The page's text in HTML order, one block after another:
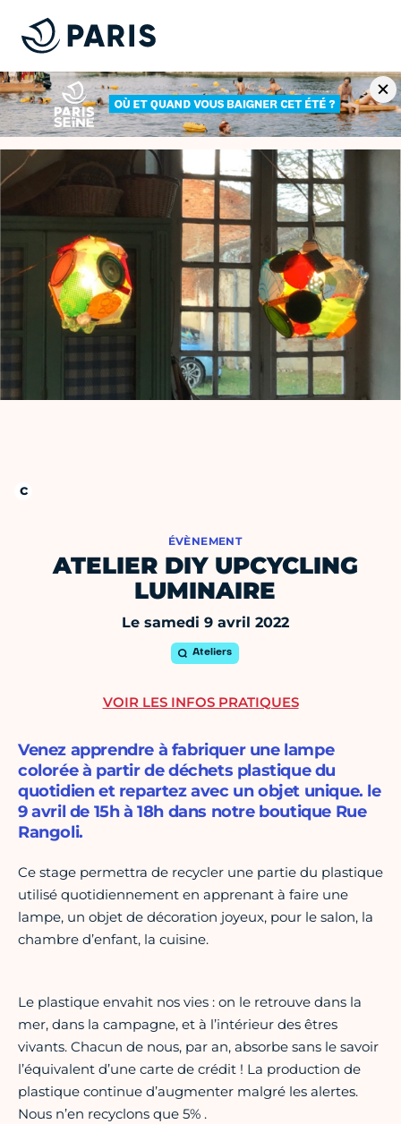
ÉVÈNEMENT
ATELIER DIY UPCYCLING
LUMINAIRE
Le samedi 9 avril 2022
Ateliers
Venez apprendre à fabriquer une lampe
colorée à partir de déchets plastique du
quotidien et repartez avec un objet unique. le
9 avril de 15h à 18h dans notre boutique Rue
Rangoli.
Ce stage permettra de recycler une partie du plastique
utilisé quotidiennement en apprenant à faire une
lampe, un objet de décoration joyeux, pour le salon, la
chambre d’enfant, la cuisine.
Le plastique envahit nos vies : on le retrouve dans la
mer, dans la campagne, et à l’intérieur des êtres
vivants. Chacun de nous, par an, absorbe sans le savoir
l’équivalent d’une carte de crédit ! La production de
plastique continue d’augmenter malgré les alertes.
Nous n’en recyclons que 5% .
VOIR LES INFOS PRATIQUES